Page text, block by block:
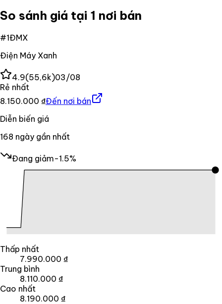
So sánh giá tại 1 nơi bán
#1ĐMX
Điện Máy Xanh
4.9(55,6k)03/08
Rẻ nhất
8.150.000 ₫Đến nơi bán
Diễn biến giá
168 ngày gần nhất
Đang giảm-1.5%
Thấp nhất
7.990.000 ₫
Trung bình
8.110.000 ₫
Cao nhất
8.190.000 ₫